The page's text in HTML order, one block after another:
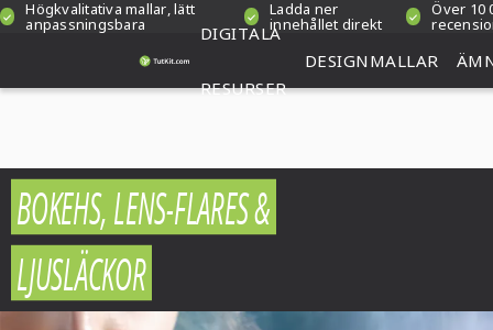
Högkvalitativa mallar, lätt
anpassningsbara
Ladda ner
innehållet direkt
Över 10
DIGITALA
RESURSER
DESIGNMALLAR
BOKEHS, LENS-FLARES &
LJUSLÄCKOR